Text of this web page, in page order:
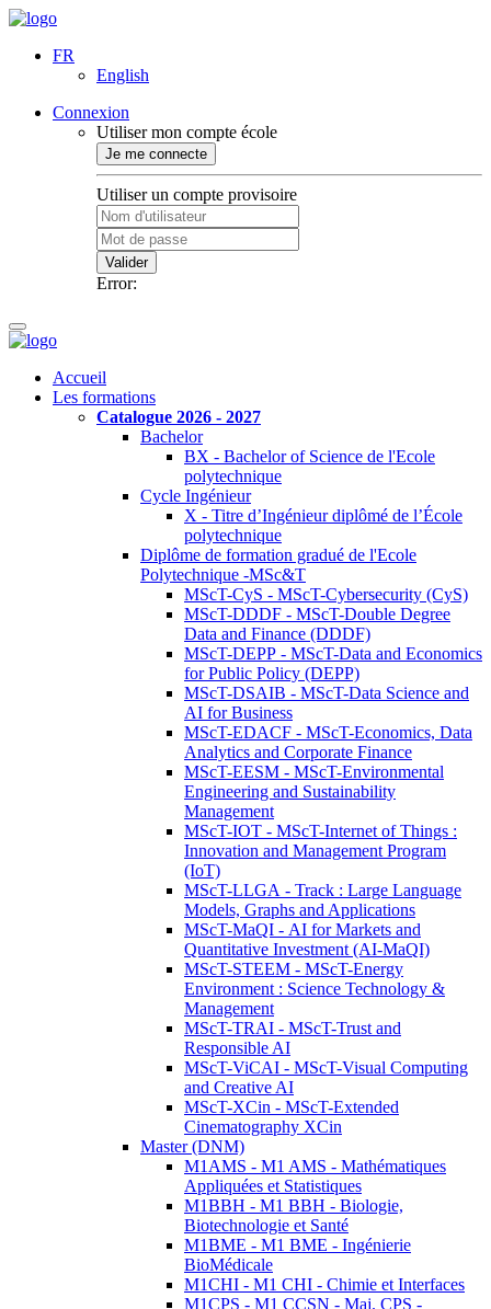
FR
English
Connexion
Utiliser mon compte école
Je me connecte
Utiliser un compte provisoire
Valider
Error:
Accueil
Les formations
Catalogue 2026 - 2027
Bachelor
BX - Bachelor of Science de l'Ecole
polytechnique
Cycle Ingénieur
X - Titre d’Ingénieur diplômé de l’École
polytechnique
Diplôme de formation gradué de l'Ecole
Polytechnique -MSc&T
MScT-CyS - MScT-Cybersecurity (CyS)
MScT-DDDF - MScT-Double Degree
Data and Finance (DDDF)
MScT-DEPP - MScT-Data and Economics
for Public Policy (DEPP)
MScT-DSAIB - MScT-Data Science and
AI for Business
MScT-EDACF - MScT-Economics, Data
Analytics and Corporate Finance
MScT-EESM - MScT-Environmental
Engineering and Sustainability
Management
MScT-IOT - MScT-Internet of Things :
Innovation and Management Program
(IoT)
MScT-LLGA - Track : Large Language
Models, Graphs and Applications
MScT-MaQI - AI for Markets and
Quantitative Investment (AI-MaQI)
MScT-STEEM - MScT-Energy
Environment : Science Technology &
Management
MScT-TRAI - MScT-Trust and
Responsible AI
MScT-ViCAI - MScT-Visual Computing
and Creative AI
MScT-XCin - MScT-Extended
Cinematography XCin
Master (DNM)
M1AMS - M1 AMS - Mathématiques
Appliquées et Statistiques
M1BBH - M1 BBH - Biologie,
Biotechnologie et Santé
M1BME - M1 BME - Ingénierie
BioMédicale
M1CHI - M1 CHI - Chimie et Interfaces
M1CPS - M1 CCSN - Maj. CPS -